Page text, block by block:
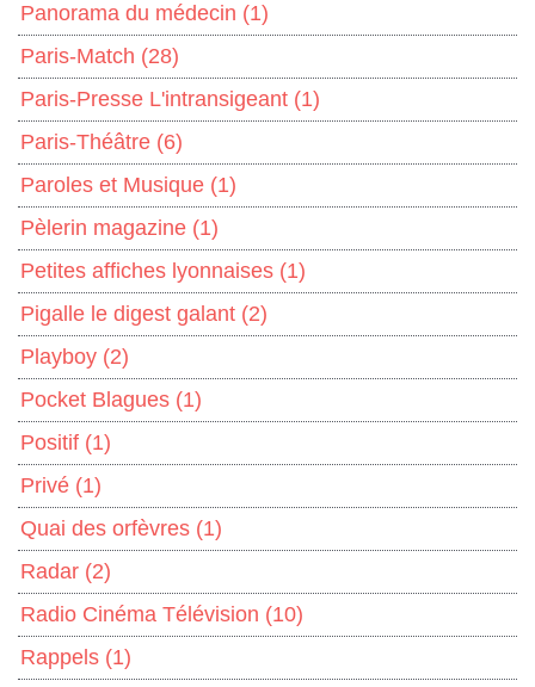
Panorama du médecin (1)
Paris-Match (28)
Paris-Presse L'intransigeant (1)
Paris-Théâtre (6)
Paroles et Musique (1)
Pèlerin magazine (1)
Petites affiches lyonnaises (1)
Pigalle le digest galant (2)
Playboy (2)
Pocket Blagues (1)
Positif (1)
Privé (1)
Quai des orfèvres (1)
Radar (2)
Radio Cinéma Télévision (10)
Rappels (1)